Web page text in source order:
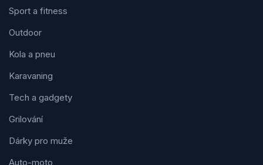
Sport a fitness
Outdoor
Kola a pneu
Karavaning
Tech a gadgety
Grilování
Dárky pro muže
Auto-moto